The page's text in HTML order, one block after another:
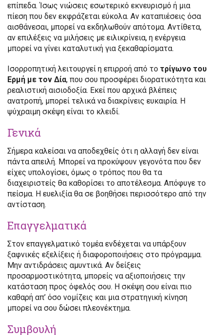
επίπεδα. Ίσως νιώσεις εσωτερικό εκνευρισμό ή μια
πίεση που δεν εκφράζεται εύκολα. Αν καταπιέσεις όσα
αισθάνεσαι, μπορεί να εκδηλωθούν απότομα. Αντίθετα,
αν επιλέξεις να μιλήσεις με ειλικρίνεια, η ενέργεια
μπορεί να γίνει καταλυτική για ξεκαθαρίσματα.
Ισορροπητική λειτουργεί η επιρροή από το τρίγωνο του
Ερμή με τον Δία, που σου προσφέρει διορατικότητα και
ρεαλιστική αισιοδοξία. Εκεί που αρχικά βλέπεις
ανατροπή, μπορεί τελικά να διακρίνεις ευκαιρία. Η
ψύχραιμη σκέψη είναι το κλειδί.
Γενικά
Σήμερα καλείσαι να αποδεχθείς ότι η αλλαγή δεν είναι
πάντα απειλή. Μπορεί να προκύψουν γεγονότα που δεν
είχες υπολογίσει, όμως ο τρόπος που θα τα
διαχειριστείς θα καθορίσει το αποτέλεσμα. Απόφυγε το
πείσμα. Η ευελιξία θα σε βοηθήσει περισσότερο από την
αντίσταση.
Επαγγελματικά
Στον επαγγελματικό τομέα ενδέχεται να υπάρξουν
ξαφνικές εξελίξεις ή διαφοροποιήσεις στο πρόγραμμα.
Μην αντιδράσεις αμυντικά. Αν δείξεις
προσαρμοστικότητα, μπορείς να αξιοποιήσεις την
κατάσταση προς όφελός σου. Η σκέψη σου είναι πιο
καθαρή απ’ όσο νομίζεις και μια στρατηγική κίνηση
μπορεί να σου δώσει πλεονέκτημα.
Συμβουλή